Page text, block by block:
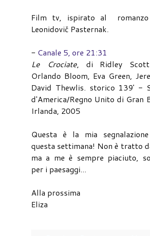
Film tv, ispirato al
Leonidovič Pasternak.
- Canale 5, ore 21:31
Le Crociate, di Ridley
Orlando Bloom, Eva Green,
David Thewlis. storico 139' -
d'America/Regno Unito di Gran
Irlanda, 2005
Questa è la mia
questa settimana! Non è tratto
ma a me è sempre piaciuto,
per i paesaggi...
Alla prossima
Eliza